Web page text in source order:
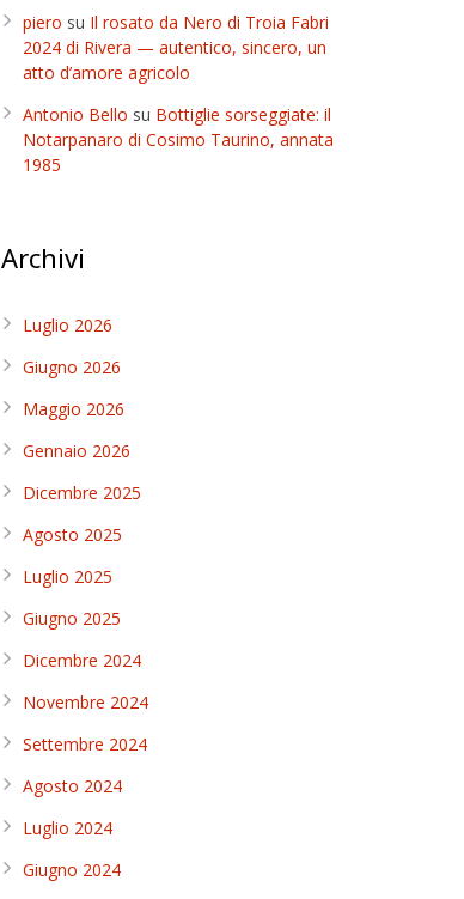
piero su Il rosato da Nero di Troia Fabri
2024 di Rivera — autentico, sincero, un
atto d’amore agricolo
Antonio Bello su Bottiglie sorseggiate: il
Notarpanaro di Cosimo Taurino, annata
1985
Archivi
Luglio 2026
Giugno 2026
Maggio 2026
Gennaio 2026
Dicembre 2025
Agosto 2025
Luglio 2025
Giugno 2025
Dicembre 2024
Novembre 2024
Settembre 2024
Agosto 2024
Luglio 2024
Giugno 2024